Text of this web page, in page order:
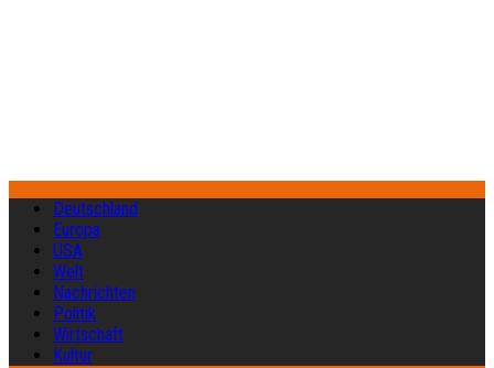
Deutschland
Europa
USA
Welt
Nachrichten
Politik
Wirtschaft
Kultur